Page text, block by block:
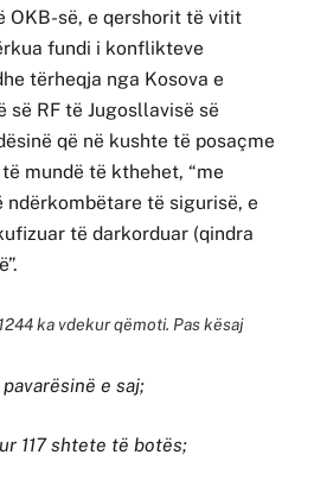
OKB-së, e qershorit të vitit
fundi i konflikteve
tërheqja nga Kosova e
së RF të Jugosllavisë së
që në kushte të posaçme
mundë të kthehet, “me
ndërkombëtare të sigurisë, e
të darkorduar (qindra
ka vdekur qëmoti. Pas kësaj
e saj;
117 shtete të botës;